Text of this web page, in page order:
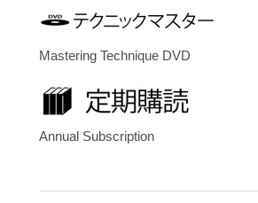
Mastering Technique DVD
Annual Subscription